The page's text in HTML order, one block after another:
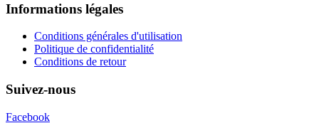
Informations légales
Conditions générales d'utilisation
Politique de confidentialité
Conditions de retour
Suivez-nous
Facebook